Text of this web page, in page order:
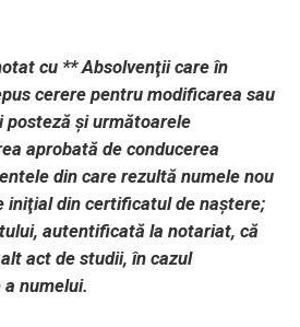
cu ** Absolvenţii care în
cerere pentru modificarea sau
posteză şi următoarele
aprobată de conducerea
din care rezultă numele nou
iniţial din certificatul de naştere;
autentificată la notariat, că
act de studii, în cazul
numelui.